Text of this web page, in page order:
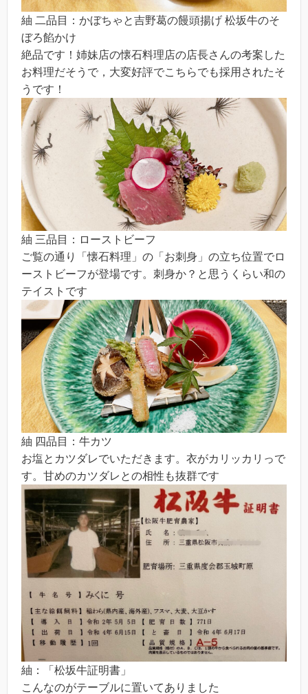
紬 二品目：かぼちゃと吉野葛の饅頭揚げ 松坂牛のそ
ぼろ餡かけ
絶品です！姉妹店の懐石料理店の店長さんの考案した
お料理だそうで，大変好評でこちらでも採用されたそ
うです！
紬 三品目：ローストビーフ
ご覧の通り「懐石料理」の「お刺身」の立ち位置でロ
ーストビーフが登場です。刺身か？と思うくらい和の
テイストです
紬 四品目：牛カツ
お塩とカツダレでいただきます。衣がカリッカリっで
す。甘めのカツダレとの相性も抜群です
紬：「松坂牛証明書」
こんなのがテーブルに置いてありました